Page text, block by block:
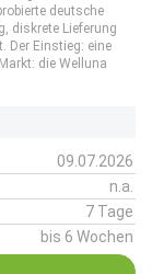
deutsche
diskrete Lieferung
Der Einstieg: eine
die Welluna
09.07.2026
n.a.
7 Tage
bis 6 Wochen